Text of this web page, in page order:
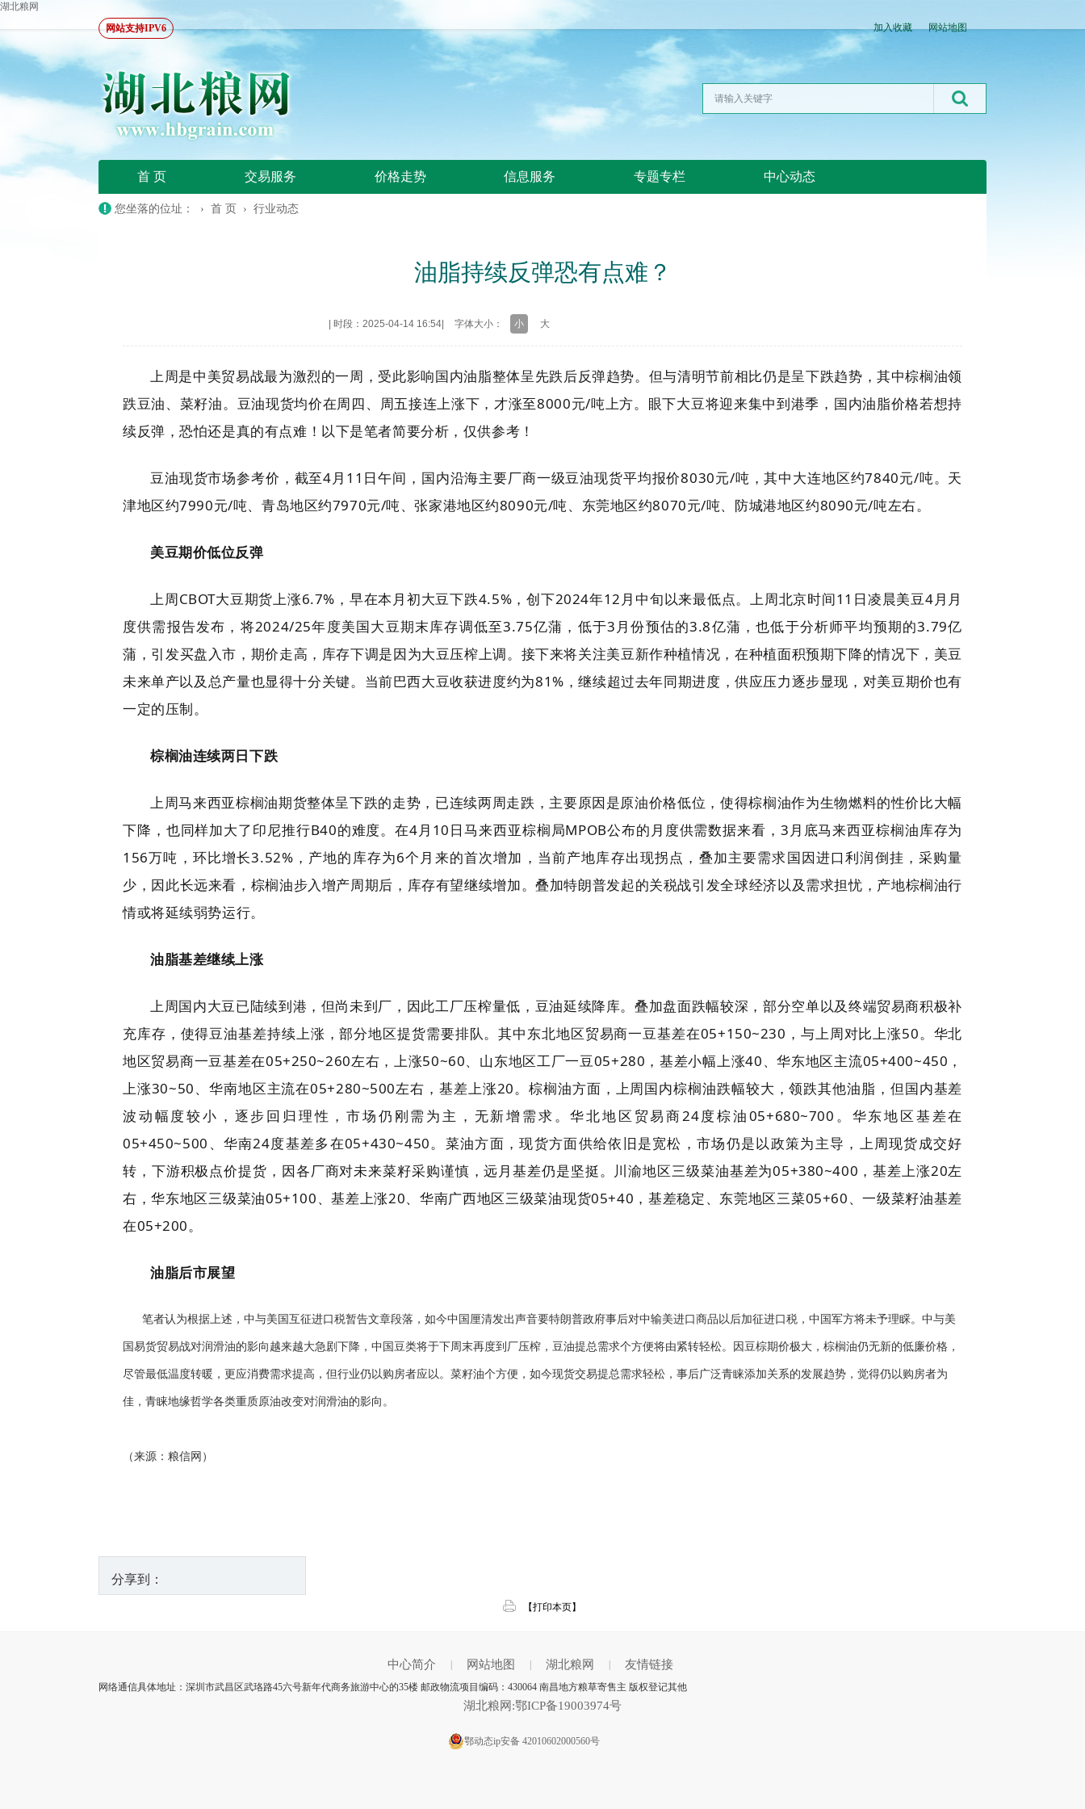
湖北粮网
网站支持IPV6
加入收藏 网站地图
首 页 交易服务 价格走势 信息服务 专题专栏 中心动态
您坐落的位址： › 首 页 › 行业动态
油脂持续反弹恐有点难？
时段：2025-04-14 16:54 字体大小： 小 大
上周是中美贸易战最为激烈的一周，受此影响国内油脂整体呈先跌后反弹趋势。但与清明节前相比仍是呈下跌趋势，其中棕榈油领
跌豆油、菜籽油。豆油现货均价在周四、周五接连上涨下，才涨至8000元/吨上方。眼下大豆将迎来集中到港季，国内油脂价格若想持
续反弹，恐怕还是真的有点难！以下是笔者简要分析，仅供参考！
豆油现货市场参考价，截至4月11日午间，国内沿海主要厂商一级豆油现货平均报价8030元/吨，其中大连地区约7840元/吨。天
津地区约7990元/吨、青岛地区约7970元/吨、张家港地区约8090元/吨、东莞地区约8070元/吨、防城港地区约8090元/吨左右。
美豆期价低位反弹
上周CBOT大豆期货上涨6.7%，早在本月初大豆下跌4.5%，创下2024年12月中旬以来最低点。上周北京时间11日凌晨美豆4月月
度供需报告发布，将2024/25年度美国大豆期末库存调低至3.75亿蒲，低于3月份预估的3.8亿蒲，也低于分析师平均预期的3.79亿
蒲，引发买盘入市，期价走高，库存下调是因为大豆压榨上调。接下来将关注美豆新作种植情况，在种植面积预期下降的情况下，美豆
未来单产以及总产量也显得十分关键。当前巴西大豆收获进度约为81%，继续超过去年同期进度，供应压力逐步显现，对美豆期价也有
一定的压制。
棕榈油连续两日下跌
上周马来西亚棕榈油期货整体呈下跌的走势，已连续两周走跌，主要原因是原油价格低位，使得棕榈油作为生物燃料的性价比大幅
下降，也同样加大了印尼推行B40的难度。在4月10日马来西亚棕榈局MPOB公布的月度供需数据来看，3月底马来西亚棕榈油库存为
156万吨，环比增长3.52%，产地的库存为6个月来的首次增加，当前产地库存出现拐点，叠加主要需求国因进口利润倒挂，采购量
少，因此长远来看，棕榈油步入增产周期后，库存有望继续增加。叠加特朗普发起的关税战引发全球经济以及需求担忧，产地棕榈油行
情或将延续弱势运行。
油脂基差继续上涨
上周国内大豆已陆续到港，但尚未到厂，因此工厂压榨量低，豆油延续降库。叠加盘面跌幅较深，部分空单以及终端贸易商积极补
充库存，使得豆油基差持续上涨，部分地区提货需要排队。其中东北地区贸易商一豆基差在05+150~230，与上周对比上涨50。华北
地区贸易商一豆基差在05+250~260左右，上涨50~60、山东地区工厂一豆05+280，基差小幅上涨40、华东地区主流05+400~450，
上涨30~50、华南地区主流在05+280~500左右，基差上涨20。棕榈油方面，上周国内棕榈油跌幅较大，领跌其他油脂，但国内基差
波动幅度较小，逐步回归理性，市场仍刚需为主，无新增需求。华北地区贸易商24度棕油05+680~700。华东地区基差在
05+450~500、华南24度基差多在05+430~450。菜油方面，现货方面供给依旧是宽松，市场仍是以政策为主导，上周现货成交好
转，下游积极点价提货，因各厂商对未来菜籽采购谨慎，远月基差仍是坚挺。川渝地区三级菜油基差为05+380~400，基差上涨20左
右，华东地区三级菜油05+100、基差上涨20、华南广西地区三级菜油现货05+40，基差稳定、东莞地区三菜05+60、一级菜籽油基差
在05+200。
油脂后市展望
笔者认为根据上述，中与美国互征进口税暂告文章段落，如今中国厘清发出声音要特朗普政府事后对中输美进口商品以后加征进口税，中国军方将未予理睬。中与美
国易货贸易战对润滑油的影向越来越大急剧下降，中国豆类将于下周末再度到厂压榨，豆油提总需求个方便将由紧转轻松。因豆棕期价极大，棕榈油仍无新的低廉价格，
尽管最低温度转暖，更应消费需求提高，但行业仍以购房者应以。菜籽油个方便，如今现货交易提总需求轻松，事后广泛青睐添加关系的发展趋势，觉得仍以购房者为
佳，青睐地缘哲学各类重质原油改变对润滑油的影向。
（来源：粮信网）
分享到：
【打印本页】
中心简介 网站地图 湖北粮网 友情链接
网络通信具体地址：深圳市武昌区武珞路45六号新年代商务旅游中心的35楼 邮政物流项目编码：430064 南昌地方粮草寄售主 版权登记其他
湖北粮网:鄂ICP备19003974号
鄂动态ip安备 42010602000560号